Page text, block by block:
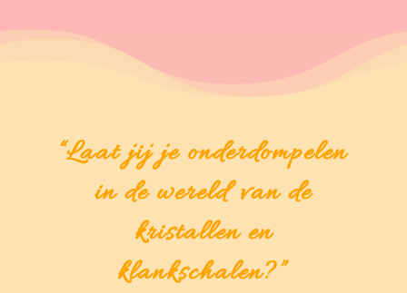
“Laat jij je onderdompelen
in de wereld van de
kristallen en
klankschalen?”